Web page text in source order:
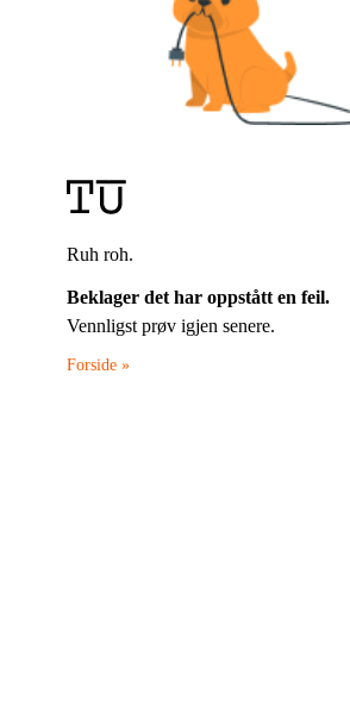
Ruh roh.
Beklager det har oppstått en feil.
Vennligst prøv igjen senere.
Forside »